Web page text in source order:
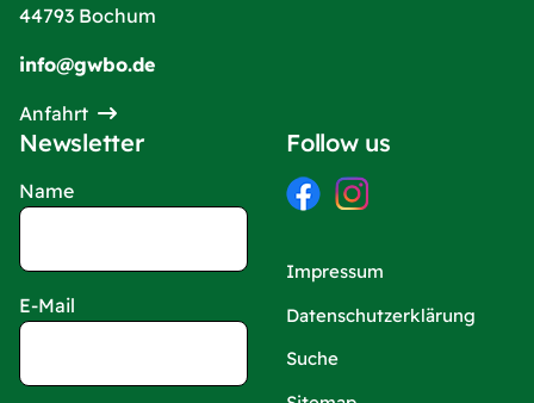
44793 Bochum
info@gwbo.de
Anfahrt
Newsletter
Name
E-Mail
Follow us
Impressum
Datenschutzerklärung
Suche